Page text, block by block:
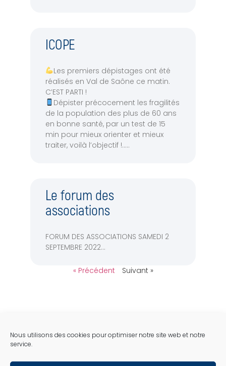
Nous utilisons des cookies pour optimiser notre site web et notre
service.
ICOPE
Les premiers dépistages ont été
réalisés en Val de Saône ce matin.
C’EST PARTI !
Dépister précocement les fragilités
de la population des plus de 60 ans
en bonne santé, par un test de 15
min pour mieux orienter et mieux
traiter, voilà l’objectif !..
Le forum des
associations
FORUM DES ASSOCIATIONS SAMEDI 2
SEPTEMBRE 2022
« Précédent Suivant »